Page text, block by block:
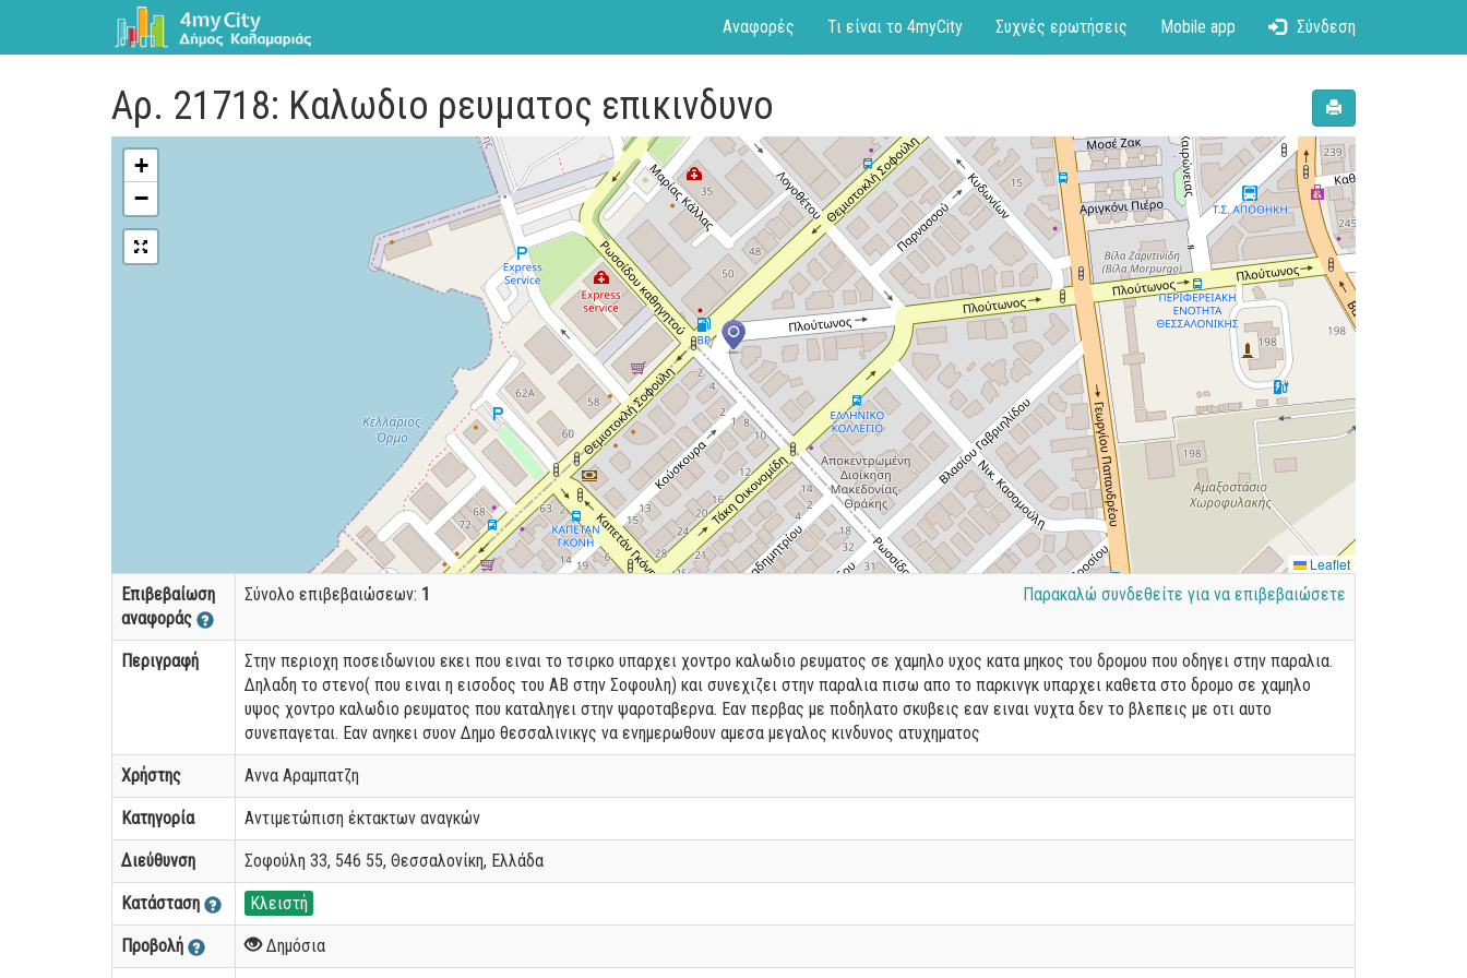
Αναφορές Τι είναι το 4myCity Συχνές ερωτήσεις Mobile app Σύνδεση
Αρ. 21718: Καλωδιο ρευματος επικινδυνο
+
−
Leaflet
Επιβεβαίωση
αναφοράς
Σύνολο επιβεβαιώσεων: 1 Παρακαλώ συνδεθείτε για να επιβεβαιώσετε
Περιγραφή
Στην περιοχη ποσειδωνιου εκει που ειναι το τσιρκο υπαρχει χοντρο καλωδιο ρευματος σε χαμηλο υχος κατα μηκος του δρομου που οδηγει στην παραλια.
Δηλαδη το στενο( που ειναι η εισοδος του ΑΒ στην Σοφουλη) και συνεχιζει στην παραλια πισω απο το παρκινγκ υπαρχει καθετα στο δρομο σε χαμηλο
υψος χοντρο καλωδιο ρευματος που καταληγει στην ψαροταβερνα. Εαν περβας με ποδηλατο σκυβεις εαν ειναι νυχτα δεν το βλεπεις με οτι αυτο
συνεπαγεται. Εαν ανηκει συον Δημο θεσσαλινικγς να ενημερωθουν αμεσα μεγαλος κινδυνος ατυχηματος
Χρήστης Αννα Αραμπατζη
Κατηγορία Αντιμετώπιση έκτακτων αναγκών
Διεύθυνση Σοφούλη 33, 546 55, Θεσσαλονίκη, Ελλάδα
Κατάσταση Κλειστή
Προβολή Δημόσια